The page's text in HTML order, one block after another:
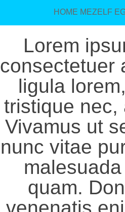
HOME MEZELF
Lorem
consectetuer
ligula
tristique nec,
Vivamus ut
nunc vitae
quam.